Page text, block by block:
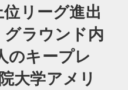
リーグ進出
グラウンド内
のキープレ
大学アメリ